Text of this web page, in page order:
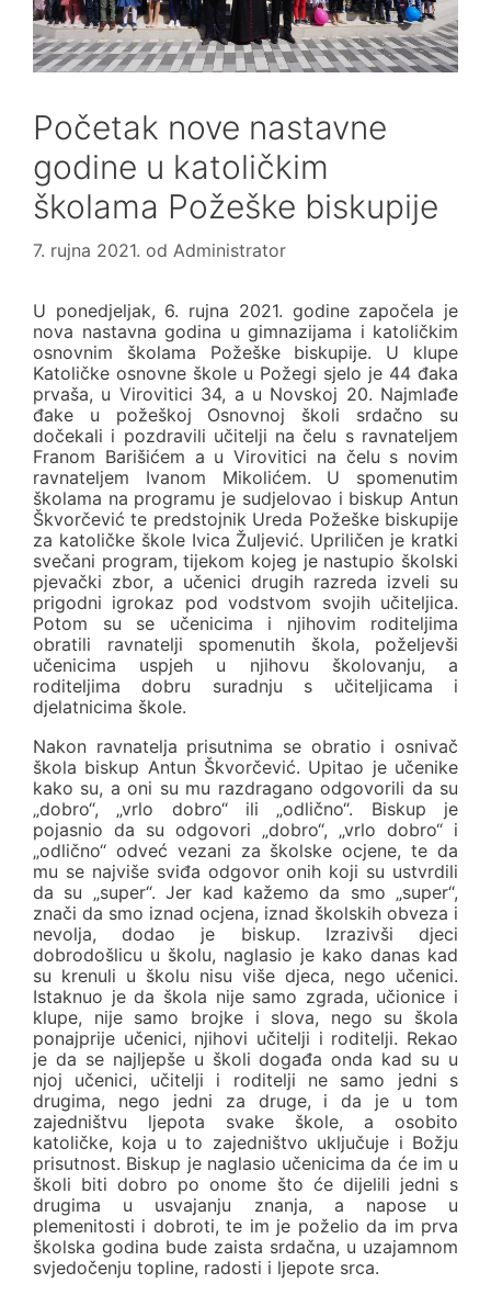
Početak nove nastavne
godine u katoličkim
školama Požeške biskupije
7. rujna 2021. od Administrator
U ponedjeljak, 6. rujna 2021. godine započela je
nova nastavna godina u gimnazijama i katoličkim
osnovnim školama Požeške biskupije. U klupe
Katoličke osnovne škole u Požegi sjelo je 44 đaka
prvaša, u Virovitici 34, a u Novskoj 20. Najmlađe
đake u požeškoj Osnovnoj školi srdačno su
dočekali i pozdravili učitelji na čelu s ravnateljem
Franom Barišićem a u Virovitici na čelu s novim
ravnateljem Ivanom Mikolićem. U spomenutim
školama na programu je sudjelovao i biskup Antun
Škvorčević te predstojnik Ureda Požeške biskupije
za katoličke škole Ivica Žuljević. Upriličen je kratki
svečani program, tijekom kojeg je nastupio školski
pjevački zbor, a učenici drugih razreda izveli su
prigodni igrokaz pod vodstvom svojih učiteljica.
Potom su se učenicima i njihovim roditeljima
obratili ravnatelji spomenutih škola, poželjevši
učenicima uspjeh u njihovu školovanju, a
roditeljima dobru suradnju s učiteljicama i
djelatnicima škole.
Nakon ravnatelja prisutnima se obratio i osnivač
škola biskup Antun Škvorčević. Upitao je učenike
kako su, a oni su mu razdragano odgovorili da su
„dobro“, „vrlo dobro“ ili „odlično“. Biskup je
pojasnio da su odgovori „dobro“, „vrlo dobro“ i
„odlično“ odveć vezani za školske ocjene, te da
mu se najviše sviđa odgovor onih koji su ustvrdili
da su „super“. Jer kad kažemo da smo „super“,
znači da smo iznad ocjena, iznad školskih obveza i
nevolja, dodao je biskup. Izrazivši djeci
dobrodošlicu u školu, naglasio je kako danas kad
su krenuli u školu nisu više djeca, nego učenici.
Istaknuo je da škola nije samo zgrada, učionice i
klupe, nije samo brojke i slova, nego su škola
ponajprije učenici, njihovi učitelji i roditelji. Rekao
je da se najljepše u školi događa onda kad su u
njoj učenici, učitelji i roditelji ne samo jedni s
drugima, nego jedni za druge, i da je u tom
zajedništvu ljepota svake škole, a osobito
katoličke, koja u to zajedništvo uključuje i Božju
prisutnost. Biskup je naglasio učenicima da će im u
školi biti dobro po onome što će dijelili jedni s
drugima u usvajanju znanja, a napose u
plemenitosti i dobroti, te im je poželio da im prva
školska godina bude zaista srdačna, u uzajamnom
svjedočenju topline, radosti i ljepote srca.